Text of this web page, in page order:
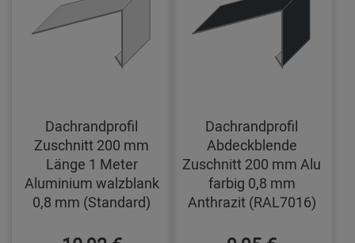
Dachrandprofil
Zuschnitt 200 mm
Länge 1 Meter
Aluminium walzblank
0,8 mm (Standard)
Dachrandprofil
Abdeckblende
Zuschnitt 200 mm Alu
farbig 0,8 mm
Anthrazit (RAL7016)